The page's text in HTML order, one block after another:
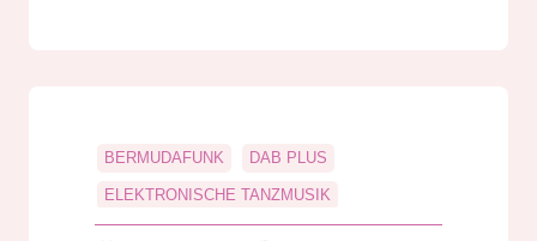
BERMUDAFUNK DAB PLUS
ELEKTRONISCHE TANZMUSIK